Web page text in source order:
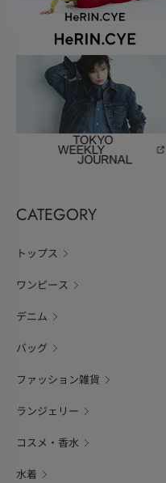
CATEGORY
トップス
ワンピース
デニム
バッグ
ファッション雑貨
ランジェリー
コスメ・香水
水着